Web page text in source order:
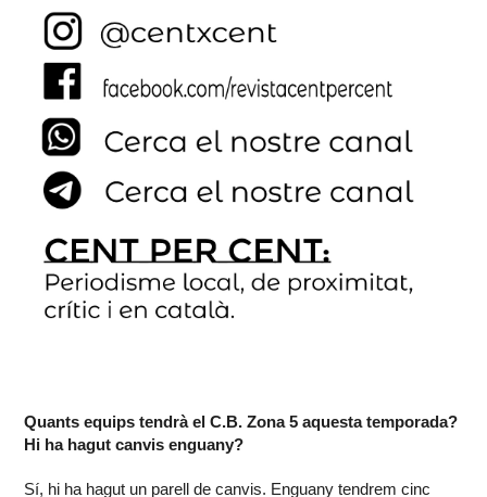
Quants equips tendrà el C.B. Zona 5 aquesta temporada?
Hi ha hagut canvis enguany?
Sí, hi ha hagut un parell de canvis. Enguany tendrem cinc